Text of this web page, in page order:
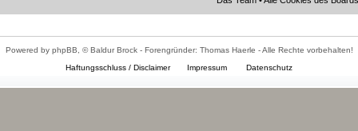
Powered by phpBB, © Baldur Brock - Forengründer: Thomas Haerle - Alle Rechte vorbehalten!
Haftungsschluss / Disclaimer
Impressum Datenschutz